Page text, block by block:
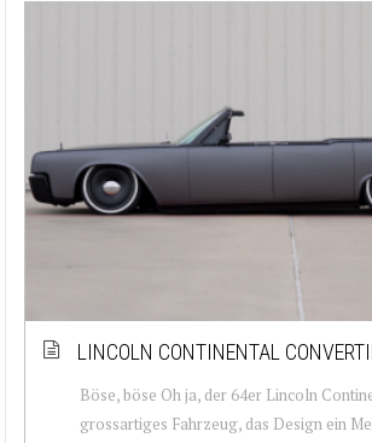
LINCOLN CONTINENTAL
Böse, böse Oh ja, der 64er Lincoln
grossartiges Fahrzeug, das Design ein